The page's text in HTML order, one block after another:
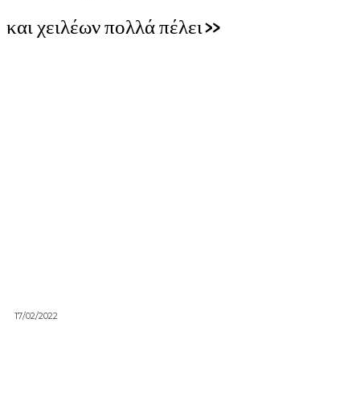
και χειλέων πολλά πέλει»
17/02/2022